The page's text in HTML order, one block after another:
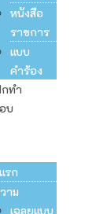
หนังสือ
ราชการ
แบบ
คำร้อง
ทำ
บ
รก
าม
เฉลยแบบ